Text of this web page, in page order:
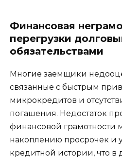
Финансовая
перегрузки
обязательствами
Многие заемщики
связанные с быстрым
микрокредитов и
погашения. Недостаток
финансовой грамотности
накоплению просрочек и
кредитной истории, что